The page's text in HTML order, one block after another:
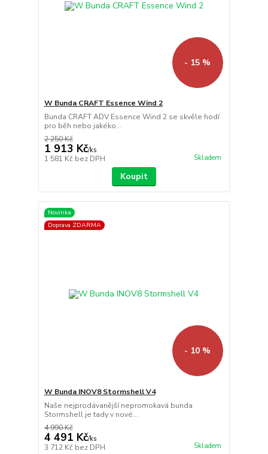
- 15 %
W Bunda CRAFT Essence Wind 2
Bunda CRAFT ADV Essence Wind 2 se skvěle hodí
pro běh nebo jakéko...
2 250 Kč
1 913 Kč/ks
1 581 Kč bez DPH Skladem
Koupit
Novinka
Doprava ZDARMA
- 10 %
W Bunda INOV8 Stormshell V4
Naše nejprodávanější nepromokavá bunda
Stormshell je tady v nové...
4 990 Kč
4 491 Kč/ks
3 712 Kč bez DPH Skladem